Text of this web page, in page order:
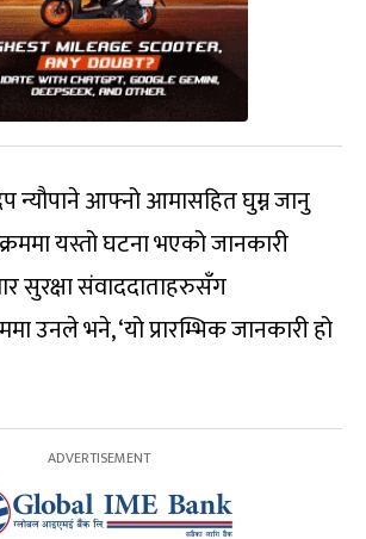
न्यौपाने आफ्नो आमासहित घुम्न जानु
यस्तो घटना भएको जानकारी
सुरक्षा संवाददाताहरुसँग
उनले भने, ‘यो प्रारम्भिक जानकारी हो